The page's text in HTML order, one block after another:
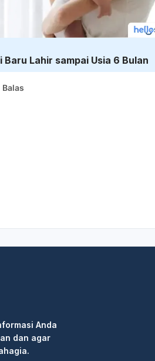
Lahir sampai Usia 6 Bulan
Balas
Anda
dan agar